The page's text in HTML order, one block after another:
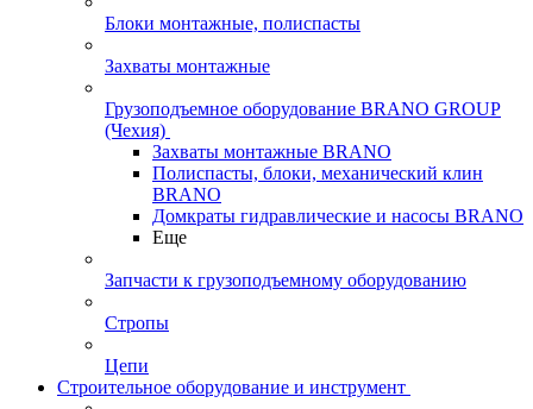
Блоки монтажные, полиспасты
Захваты монтажные
Грузоподъемное оборудование BRANO GROUP
(Чехия)
Захваты монтажные BRANO
Полиспасты, блоки, механический клин
BRANO
Домкраты гидравлические и насосы BRANO
Еще
Запчасти к грузоподъемному оборудованию
Стропы
Цепи
Строительное оборудование и инструмент